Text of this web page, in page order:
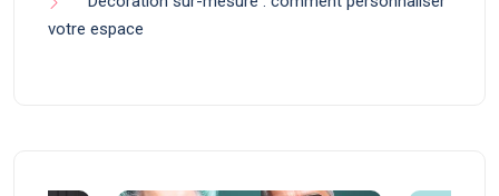
votre espace